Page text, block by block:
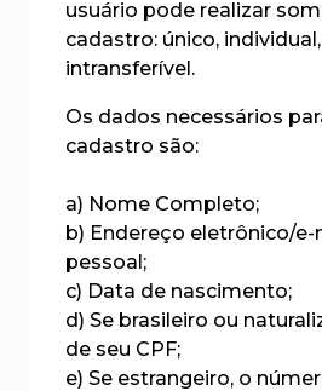
usuário pode realizar
cadastro: único,
intransferível.
Os dados necessários
cadastro são:
a) Nome Completo;
b) Endereço eletrônico/e-
pessoal;
c) Data de nascimento;
d) Se brasileiro ou
de seu CPF;
e) Se estrangeiro, o